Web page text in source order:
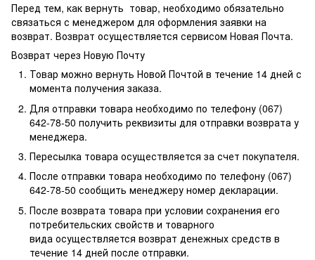
Перед тем, как вернуть товар, необходимо обязательно
связаться с менеджером для оформления заявки на
возврат. Возврат осуществляется сервисом Новая Почта.
Возврат через Новую Почту
Товар можно вернуть Новой Почтой в течение 14 дней с
момента получения заказа.
Для отправки товара необходимо по телефону (067)
642-78-50 получить реквизиты для отправки возврата у
менеджера.
Пересылка товара осуществляется за счет покупателя.
После отправки товара необходимо по телефону (067)
642-78-50 сообщить менеджеру номер декларации.
После возврата товара при условии сохранения его
потребительских свойств и товарного
вида осуществляется возврат денежных средств в
течение 14 дней после отправки.